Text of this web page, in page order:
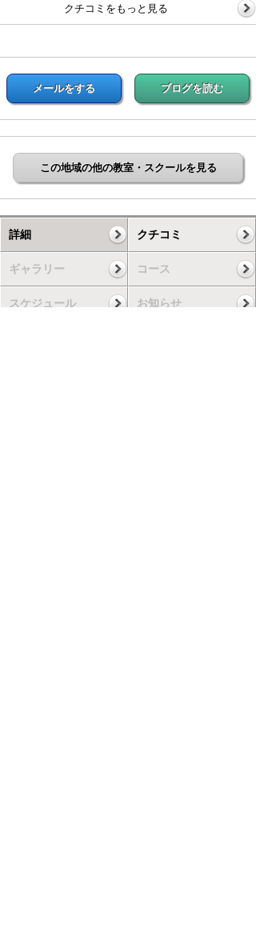
クチコミをもっと見る
メールをする ブログを読む
この地域の他の教室・スクールを見る
詳細 クチコミ
ギャラリー コース
スケジュール お知らせ